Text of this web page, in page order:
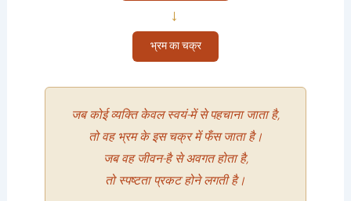
→
भ्रम का चक्र
जब कोई व्यक्ति केवल स्वयं-में से पहचाना जाता है,
तो वह भ्रम के इस चक्र में फँस जाता है।
जब वह जीवन-है से अवगत होता है,
तो स्पष्टता प्रकट होने लगती है।